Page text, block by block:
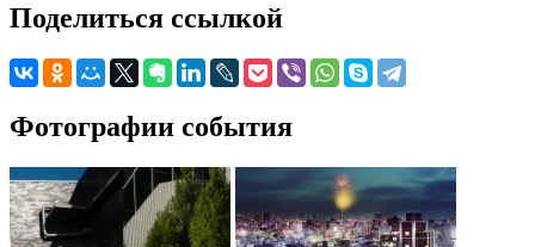
Поделиться ссылкой
Фотографии события